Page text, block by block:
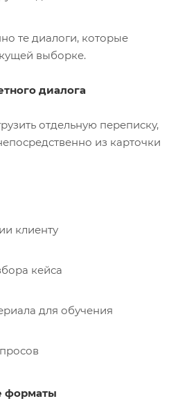
те диалоги, которые
выборке.
диалога
отдельную переписку,
из карточки
клиенту
кейса
для обучения
форматы